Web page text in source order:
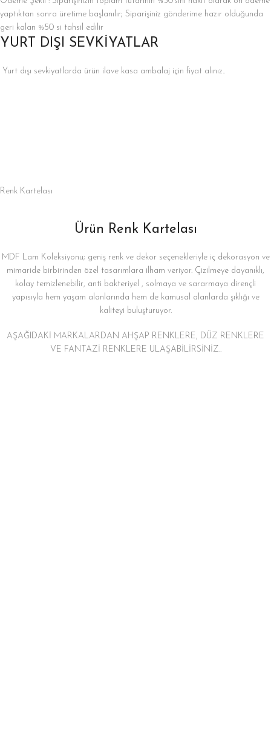
yaptıktan sonra üretime başlanılır; Siparişiniz gönderime hazır olduğunda
geri kalan %50 si tahsil edilir
YURT DIŞI SEVKİYATLAR
Yurt dışı sevkiyatlarda ürün ilave kasa ambalaj için fiyat alınız..
Renk Kartelası
Ürün Renk Kartelası
MDF Lam Koleksiyonu; geniş renk ve dekor seçenekleriyle iç dekorasyon ve
mimaride birbirinden özel tasarımlara ilham veriyor. Çizilmeye dayanıklı,
kolay temizlenebilir, anti bakteriyel , solmaya ve sararmaya dirençli
yapısıyla hem yaşam alanlarında hem de kamusal alanlarda şıklığı ve
kaliteyi buluşturuyor.
AŞAĞIDAKİ MARKALARDAN AHŞAP RENKLERE, DÜZ RENKLERE
VE FANTAZİ RENKLERE ULAŞABİLİRSİNİZ..